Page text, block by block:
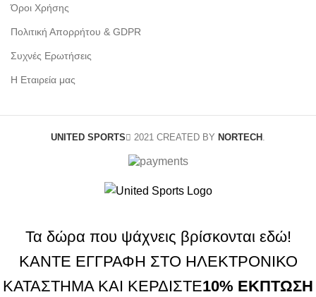
Όροι Χρήσης
Πολιτική Απορρήτου & GDPR
Συχνές Ερωτήσεις
Η Εταιρεία μας
UNITED SPORTS 2021 CREATED BY NORTECH .
Τα δώρα που ψάχνεις βρίσκονται εδώ!
ΚΑΝΤΕ ΕΓΓΡΑΦΗ ΣΤΟ ΗΛΕΚΤΡΟΝΙΚΟ
ΚΑΤΑΣΤΗΜΑ ΚΑΙ ΚΕΡΔΙΣΤΕ10% ΕΚΠΤΩΣΗ